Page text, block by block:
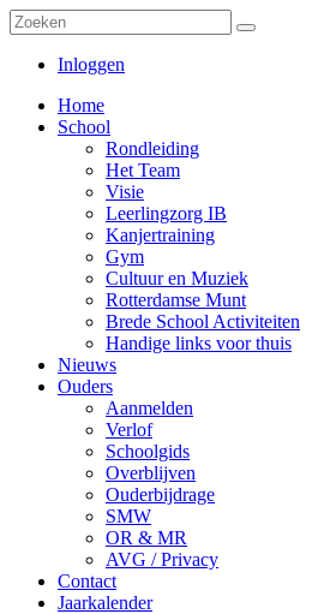
Inloggen
Home
School
Rondleiding
Het Team
Visie
Leerlingzorg IB
Kanjertraining
Gym
Cultuur en Muziek
Rotterdamse Munt
Brede School Activiteiten
Handige links voor thuis
Nieuws
Ouders
Aanmelden
Verlof
Schoolgids
Overblijven
Ouderbijdrage
SMW
OR & MR
AVG / Privacy
Contact
Jaarkalender